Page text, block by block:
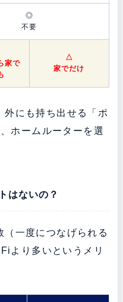
◎
不要
家で
△
家でだけ
外にも持ち出せる「ポ
ホームルーターを選
はないの？
（一度につなげられる
より多いというメリ